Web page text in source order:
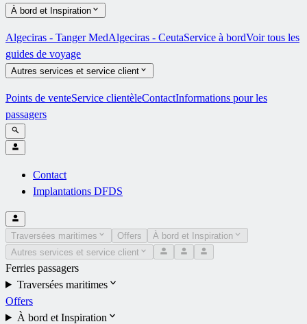
À bord et Inspiration
Algeciras - Tanger MedAlgeciras - CeutaService à bordVoir tous les
guides de voyage
Autres services et service client
Points de venteService clientèleContactInformations pour les
passagers
Contact
Implantations DFDS
Traversées maritimes Offers
À bord et Inspiration
Autres services et service client
Ferries passagers
Traversées maritimes
Offers
À bord et Inspiration